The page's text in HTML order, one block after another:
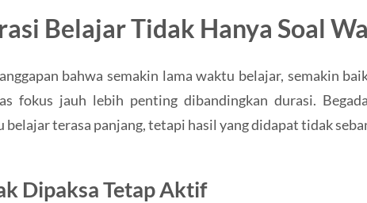
Belajar Tidak Hanya Soal
bahwa semakin lama waktu belajar, semakin
fokus jauh lebih penting dibandingkan durasi.
belajar terasa panjang, tetapi hasil yang didapat tidak
Dipaksa Tetap Aktif